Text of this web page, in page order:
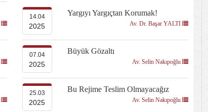
14.04
2025
Yargıyı Yargıçtan Korumak!
Av. Dr. Başar YALTI
07.04
2025
Büyük Gözaltı
Av. Selin Nakıpoğlu
25.03
2025
Bu Rejime Teslim Olmayacağız
Av. Selin Nakıpoğlu